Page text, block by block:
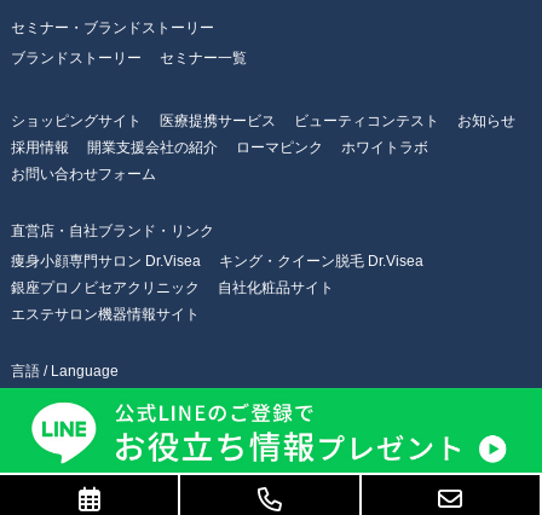
セミナー・ブランドストーリー
ブランドストーリー
セミナー一覧
ショッピングサイト 医療提携サービス ビューティコンテスト
お知らせ
採用情報
開業支援会社の紹介 ローマピンク
ホワイトラボ
お問い合わせフォーム
直営店・自社ブランド・リンク
痩身小顔専門サロン Dr.Visea
キング・クイーン脱毛 Dr.Visea
銀座プロノビセアクリニック
自社化粧品サイト
エステサロン機器情報サイト
言語 / Language
日本語
English 简体中文 繁體中文 한국어
Copyright © 株式会社Dr.Visea All Rights Reserved.